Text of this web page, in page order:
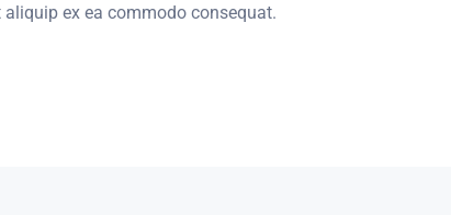
ex ea commodo consequat.